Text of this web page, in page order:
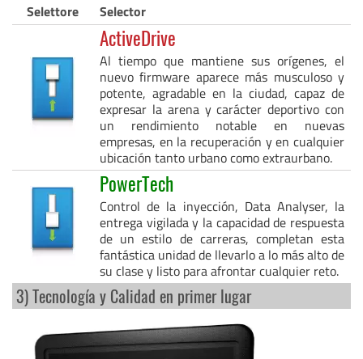
Selettore Selector
ActiveDrive
Al tiempo que mantiene sus orígenes, el
nuevo firmware aparece más musculoso y
potente, agradable en la ciudad, capaz de
expresar la arena y carácter deportivo con
un rendimiento notable en nuevas
empresas, en la recuperación y en cualquier
ubicación tanto urbano como extraurbano.
PowerTech
Control de la inyección, Data Analyser, la
entrega vigilada y la capacidad de respuesta
de un estilo de carreras, completan esta
fantástica unidad de llevarlo a lo más alto de
su clase y listo para afrontar cualquier reto.
3) Tecnología y Calidad en primer lugar